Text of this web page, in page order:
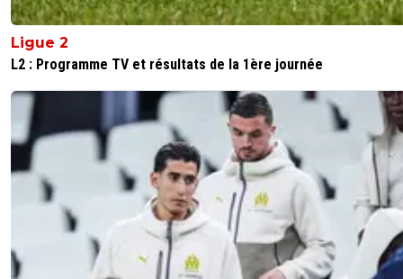
Ligue 2
L2 : Programme TV et résultats de la 1ère journée